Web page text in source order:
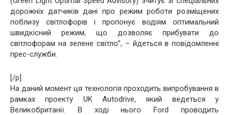
дорожніх датчиків дані про режим роботи розміщених
поблизу світлофорів і пропонує водіям оптимальний
швидкісний режим, що дозволяє прибувати до
світлофорам на зелене світло”, – йдеться в повідомленні
прес-служби.
[/p]
На даний момент ця технологія проходить випробування в
рамках проекту UK Autodrive, який ведеться у
Великобританії. В ході нього Ford проводить